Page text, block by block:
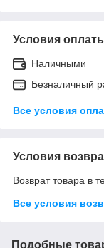
Условия
Наличными
Безналичный
Все условия
Условия
Возврат товара в
Все условия
Подобные